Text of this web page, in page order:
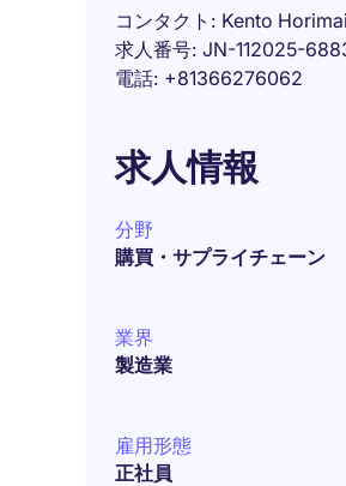
コンタクト
Kento Horimai
求人番号 JN-112025-
電話 +81366276062
求人情報
分野
購買・サプライチェーン
業界
製造業
雇用形態
正社員